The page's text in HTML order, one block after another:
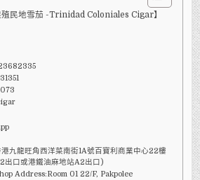
特
立
殖民地雪茄 -Trinidad Coloniales Cigar】
九龍旺角西洋菜南街1A號百寶利商業中心22樓
出口或港鐵油麻地站A2出口)
Address:Room 01 22/F, Pakpolee